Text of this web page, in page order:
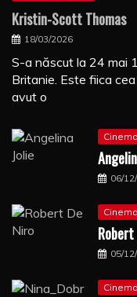
Kristin-Scott Thomas
18/03/2026
S-a născut la 24 mai
Britanie. Este fiica
avut o
06/
Robert
05/